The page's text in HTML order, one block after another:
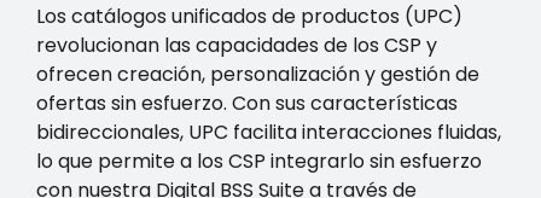
Los catálogos unificados de productos (UPC)
revolucionan las capacidades de los CSP y
ofrecen creación, personalización y gestión de
ofertas sin esfuerzo. Con sus características
bidireccionales, UPC facilita interacciones fluidas,
lo que permite a los CSP integrarlo sin esfuerzo
con nuestra Digital BSS Suite a través de